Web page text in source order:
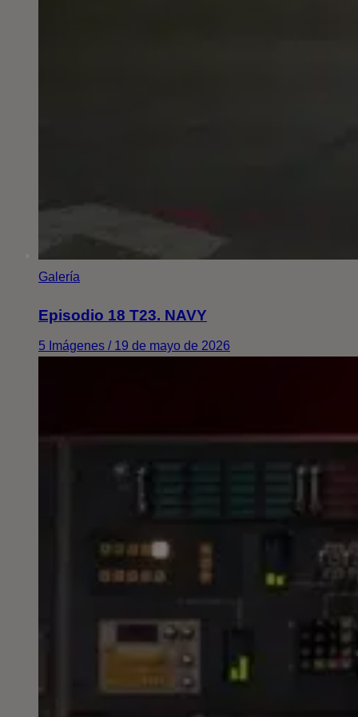
Galería
Episodio 18 T23. NAVY
5 Imágenes / 19 de mayo de 2026